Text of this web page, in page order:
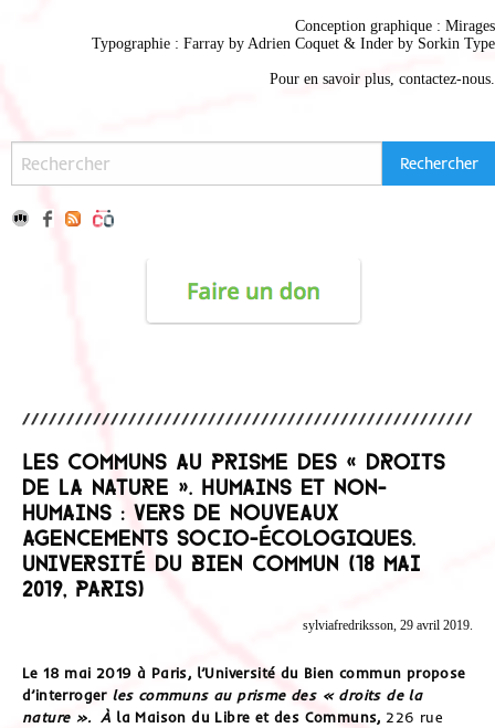
Conception graphique : Mirages
Typographie : Farray by Adrien Coquet & Inder by Sorkin Type
Pour en savoir plus, contactez-nous
Les communs au prisme des « droits
de la nature ». Humains et non-
humains : vers de nouveaux
agencements socio-écologiques.
Université du Bien commun (18 mai
2019, Paris)
sylviafredriksson, 29 avril 2019.
Le 18 mai 2019 à Paris, l’Université du Bien commun propose
d’interroger les communs au prisme des « droits de la
nature ». À la Maison du Libre et des Communs, 226 rue